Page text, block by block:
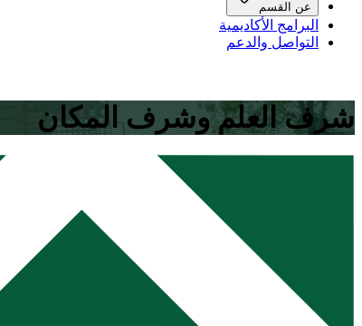
عن القسم
البرامج الأكاديمية
التواصل والدعم
شرف العلم وشرف المكان